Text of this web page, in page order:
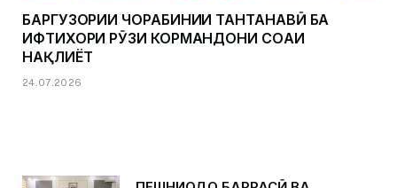
БАРГУЗОРИИ ЧОРАБИНИИ ТАНТАНАВӢ БА
ИФТИХОРИ РӮЗИ КОРМАНДОНИ СОҲАИ
НАҚЛИЁТ
24.07.2026